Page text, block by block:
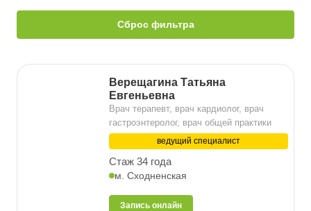
Сброс фильтра
Верещагина Татьяна
Евгеньевна
Врач терапевт, врач кардиолог, врач
гастроэнтеролог, врач общей практики
ведущий специалист
Стаж 34 года
м. Сходненская
Запись онлайн